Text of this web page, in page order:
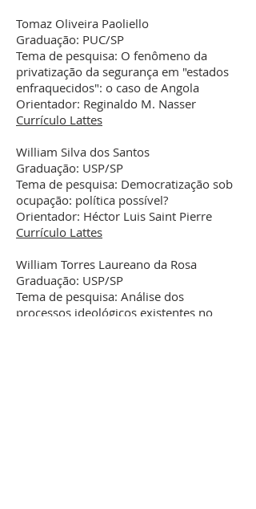
Tomaz Oliveira Paoliello
Graduação: PUC/SP
Tema de pesquisa: O fenômeno da
privatização da segurança em "estados
enfraquecidos": o caso de Angola
Orientador: Reginaldo M. Nasser
Currículo Lattes
William Silva dos Santos
Graduação: USP/SP
Tema de pesquisa: Democratização sob
ocupação: política possível?
Orientador: Héctor Luis Saint Pierre
Currículo Lattes
William Torres Laureano da Rosa
Graduação: USP/SP
Tema de pesquisa: Análise dos
processos ideológicos existentes no